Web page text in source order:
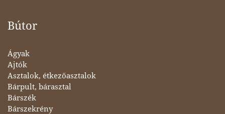
Bútor
Ágyak
Ajtók
Asztalok, étkezőasztalok
Bárpult, bárasztal
Bárszék
Bárszekrény